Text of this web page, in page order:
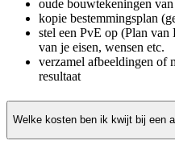
oude bouwtekeningen
kopie bestemmingsplan
stel een PvE op (Plan van
van je eisen, wensen etc.
verzamel afbeeldingen of
resultaat
Welke kosten ben ik kwijt bij een